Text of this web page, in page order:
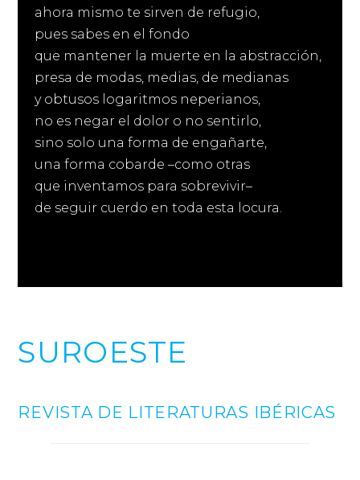
ahora mismo te sirven de refugio,
pues sabes en el fondo
que mantener la muerte en la abstracción,
presa de modas, medias, de medianas
y obtusos logaritmos neperianos,
no es negar el dolor o no sentirlo,
sino solo una forma de engañarte,
una forma cobarde –como otras
que inventamos para sobrevivir–
de seguir cuerdo en toda esta locura.
SUROESTE
REVISTA DE LITERATURAS IBÉRICAS